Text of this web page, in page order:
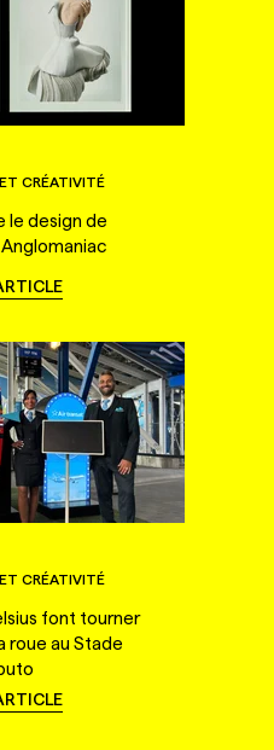
CRÉATIVITÉ
le design de
CRÉATIVITÉ
font tourner
roue au Stade